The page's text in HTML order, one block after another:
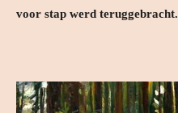
voor stap werd teruggebracht.